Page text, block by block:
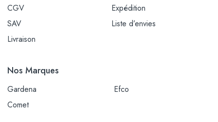
CGV
SAV
Livraison
Expédition
Liste d’envies
Nos Marques
Gardena
Efco
Comet